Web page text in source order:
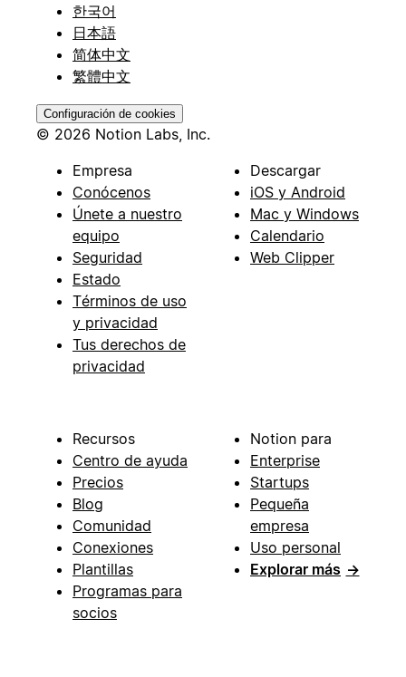
한국어
日本語
简体中文
繁體中文
Configuración de cookies
© 2026 Notion Labs, Inc.
Empresa
Conócenos
Únete a nuestro
equipo
Seguridad
Estado
Términos de uso
y privacidad
Tus derechos de
privacidad
Descargar
iOS y Android
Mac y Windows
Calendario
Web Clipper
Recursos
Centro de ayuda
Precios
Blog
Comunidad
Conexiones
Plantillas
Programas para
socios
Notion para
Enterprise
Startups
Pequeña
empresa
Uso personal
Explorar más →